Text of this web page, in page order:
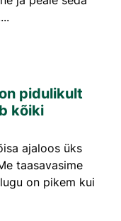
pidulikult
kõiki
ajaloos üks
taasavasime
on pikem kui